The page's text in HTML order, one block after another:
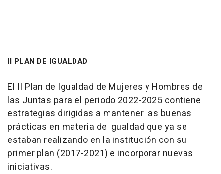
II PLAN DE IGUALDAD
El II Plan de Igualdad de Mujeres y Hombres de
las Juntas para el periodo 2022-2025 contiene
estrategias dirigidas a mantener las buenas
prácticas en materia de igualdad que ya se
estaban realizando en la institución con su
primer plan (2017-2021) e incorporar nuevas
iniciativas.